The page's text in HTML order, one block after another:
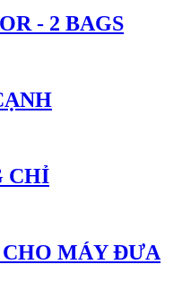
- 2 BAGS
CHỈ
MÁY ĐƯA